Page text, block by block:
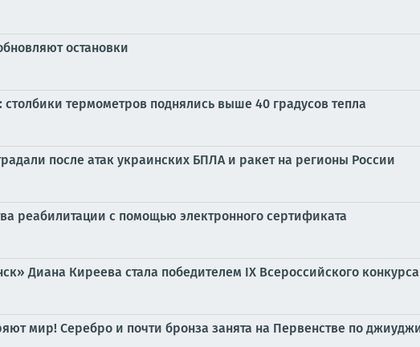
остановки
термометров поднялись выше 40 градусов тепла
после атак украинских БПЛА и ракет на регионы России
реабилитации с помощью электронного сертификата
Диана Киреева стала победителем IX Всероссийского
мир! Серебро и почти бронза занята на Первенстве по